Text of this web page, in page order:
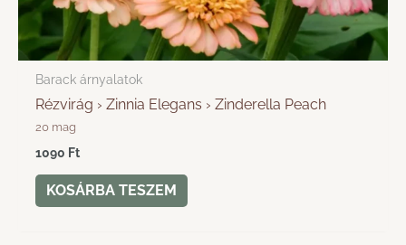
Barack árnyalatok
Rézvirág › Zinnia Elegans › Zinderella Peach
20 mag
1090 Ft
KOSÁRBA TESZEM